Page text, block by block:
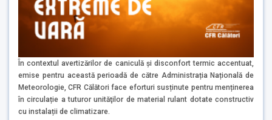
În contextul avertizărilor de caniculă și disconfort termic accentuat,
emise pentru această perioadă de către Administrația Națională de
Meteorologie, CFR Călători face eforturi susținute pentru menținerea
în circulație a tuturor unităţilor de material rulant dotate constructiv
cu instalații de climatizare.